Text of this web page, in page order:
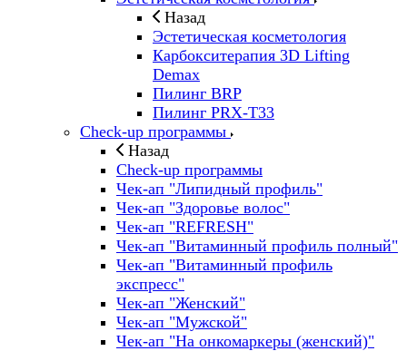
Назад
Эстетическая косметология
Карбокситерапия 3D Lifting
Demax
Пилинг BRP
Пилинг PRX-T33
Check-up программы
Назад
Check-up программы
Чек-ап "Липидный профиль"
Чек-ап "Здоровье волос"
Чек-ап "REFRESH"
Чек-ап "Витаминный профиль полный"
Чек-ап "Витаминный профиль
экспресс"
Чек-ап "Женский"
Чек-ап "Мужской"
Чек-ап "На онкомаркеры (женский)"